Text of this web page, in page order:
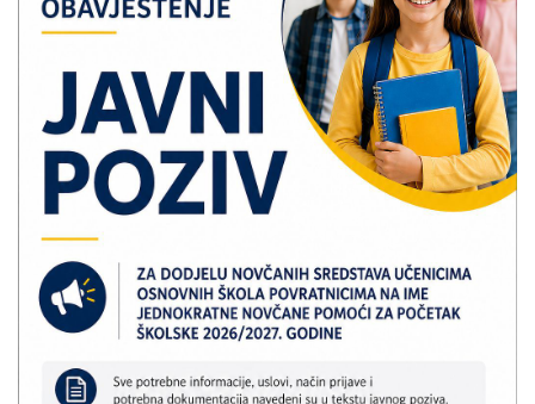
Статут Општине
Скупштинско вијеће општине језеро
Састав Скупштине
Службени Гласници
ИНФО
Вијести
Активности